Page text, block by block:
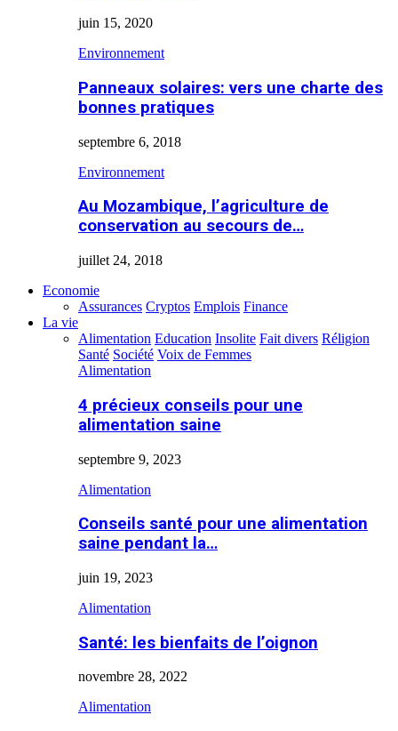
juin 15, 2020
Environnement
Panneaux solaires: vers une charte des
bonnes pratiques
septembre 6, 2018
Environnement
Au Mozambique, l’agriculture de
conservation au secours de…
juillet 24, 2018
Economie
Assurances Cryptos Emplois Finance
La vie
Alimentation Education Insolite Fait divers Réligion
Santé Société Voix de Femmes
Alimentation
4 précieux conseils pour une
alimentation saine
septembre 9, 2023
Alimentation
Conseils santé pour une alimentation
saine pendant la…
juin 19, 2023
Alimentation
Santé: les bienfaits de l’oignon
novembre 28, 2022
Alimentation